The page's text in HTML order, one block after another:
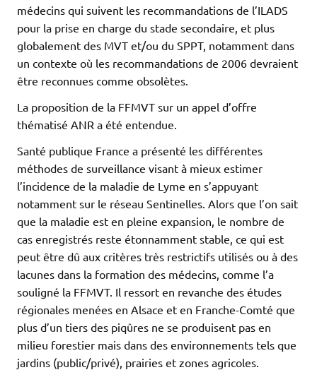
médecins qui suivent les recommandations de l’ILADS
pour la prise en charge du stade secondaire, et plus
globalement des MVT et/ou du SPPT, notamment dans
un contexte où les recommandations de 2006 devraient
être reconnues comme obsolètes.
La proposition de la FFMVT sur un appel d’offre
thématisé ANR a été entendue.
Santé publique France a présenté les différentes
méthodes de surveillance visant à mieux estimer
l’incidence de la maladie de Lyme en s’appuyant
notamment sur le réseau Sentinelles. Alors que l’on sait
que la maladie est en pleine expansion, le nombre de
cas enregistrés reste étonnamment stable, ce qui est
peut être dû aux critères très restrictifs utilisés ou à des
lacunes dans la formation des médecins, comme l’a
souligné la FFMVT. Il ressort en revanche des études
régionales menées en Alsace et en Franche-Comté que
plus d’un tiers des piqûres ne se produisent pas en
milieu forestier mais dans des environnements tels que
jardins (public/privé), prairies et zones agricoles.